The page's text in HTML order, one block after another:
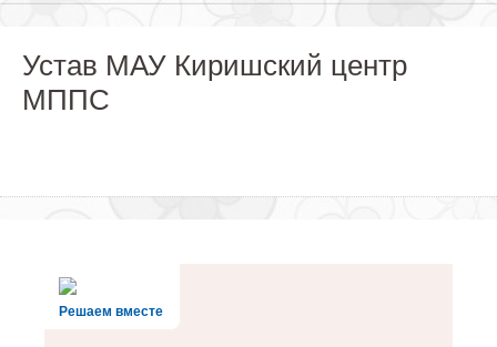
Устав МАУ Киришский центр
МППС
Решаем вместе